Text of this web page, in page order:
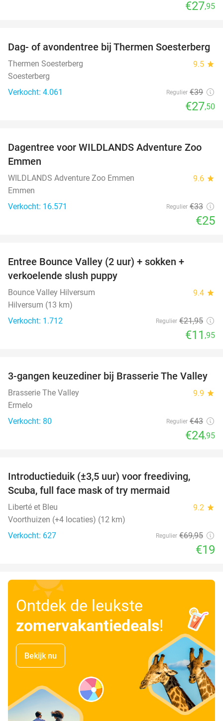
€27,95
29%
Dag- of avondentree bij Thermen Soesterberg
Thermen Soesterberg 9.5 star
Soesterberg
Verkocht: 4.061
Regulier €39
€27,50
24%
Dagentree voor WILDLANDS Adventure Zoo
Emmen
WILDLANDS Adventure Zoo Emmen 9.6 star
Emmen
Verkocht: 16.571
Regulier €33
€25
Entree Bounce Valley (2 uur) + sokken +
verkoelende slush puppy
Bounce Valley Hilversum 9.4 star
Hilversum (13 km)
Verkocht: 1.712
Regulier €21,95
€11 ,95
42%
3-gangen keuzediner bij Brasserie The Valley
Brasserie The Valley 9.9 star
Ermelo
Verkocht: 80
Regulier €43
€24,95
Introductieduik (±3,5 uur) voor freediving,
Scuba, full face mask of try mermaid
Liberté et Bleu 9.2 star
Voorthuizen (+4 locaties) (12 km)
Verkocht: 627
Regulier €69,95
€19
Ontdek de leukste
zomervakantiedeals!
Bekijk nu